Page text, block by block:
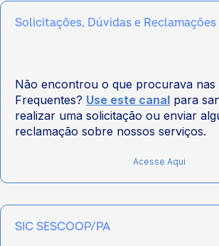
Solicitações, Dúvidas e Reclamações
Não encontrou o que procurava nas
Frequentes? Use este canal para
realizar uma solicitação ou enviar
reclamação sobre nossos serviços.
Acesse Aqui
SIC SESCOOP/PA